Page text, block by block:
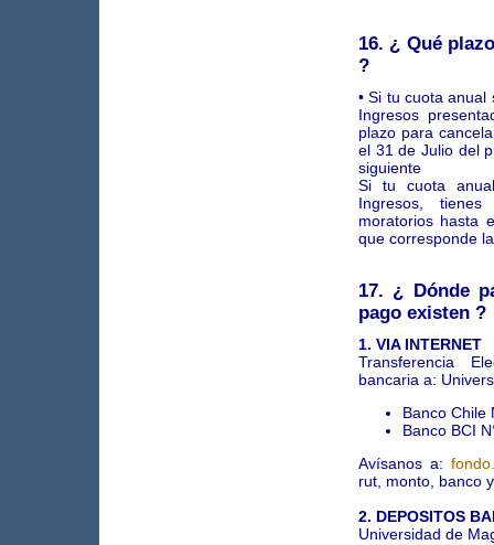
16. ¿ Qué
?
• Si tu cuota
Ingresos
plazo para
el 31 de Julio del
siguiente
Si tu cuota
Ingresos,
moratorios hasta
que corresponde
17. ¿ Dónde
pago existen ?
1. VIA INTERNET
Transferencia
bancaria a:
Banco Chile
Banco BCI
Avísanos a:
rut, monto, banco
2. DEPOSITOS
Universidad de